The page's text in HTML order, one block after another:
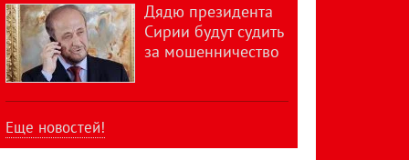
Дядю президента
Сирии будут судить
за мошенничество
Еще новостей!